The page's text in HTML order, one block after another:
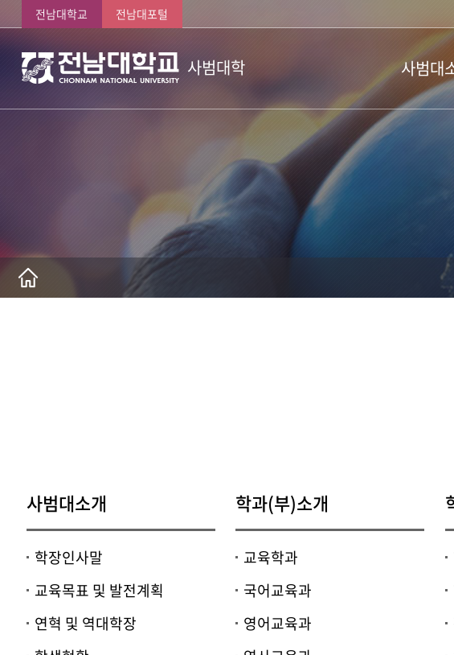
전남대학교 전남대포털
사범대학 사범대
학장인사말
연혁 및 역
오시는 길
사범대소개
학장인사말
교육목표 및 발전계획
연혁 및 역대학장
학과(부)소개
교육학과
국어교육과
영어교육과